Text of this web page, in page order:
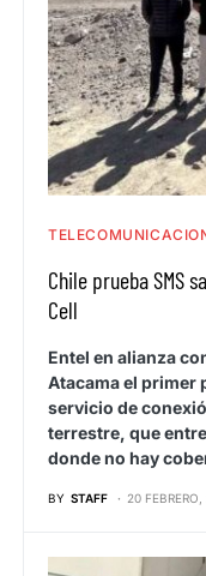
Chile prueba SMS
Cell
Entel en alianza
Atacama el primer
servicio de
terrestre, que
donde no hay
BY STAFF 20